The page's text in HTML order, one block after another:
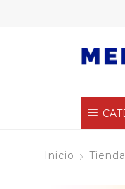
Inicio Tienda